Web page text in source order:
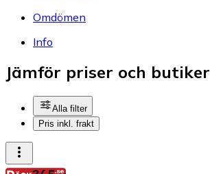
Omdömen
Info
Jämför priser och butiker
Alla filter
Pris inkl. frakt